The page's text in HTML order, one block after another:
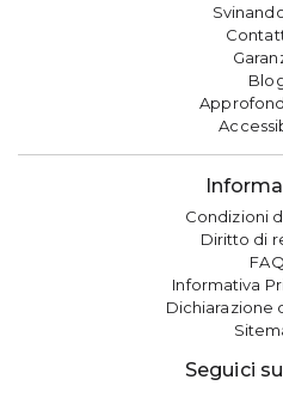
Condizioni
Diritto di
FAQ
Informativa
Dichiarazione
Seguici